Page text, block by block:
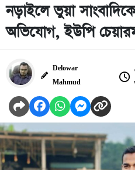
নড়াইলে ভুয়া
অভিযোগ, ইউপি
Delowar
Mahmud